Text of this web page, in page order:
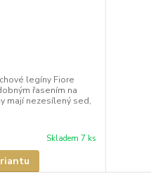
legíny Fiore
řasením na
mají nezesílený sed,
Skladem 7 ks